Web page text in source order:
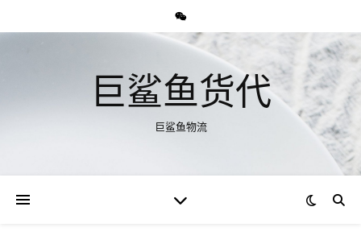
巨鲨鱼货代
巨鲨鱼物流